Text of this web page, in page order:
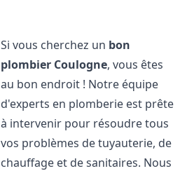
Si vous cherchez un bon
plombier Coulogne, vous êtes
au bon endroit ! Notre équipe
d'experts en plomberie est prête
à intervenir pour résoudre tous
vos problèmes de tuyauterie, de
chauffage et de sanitaires. Nous